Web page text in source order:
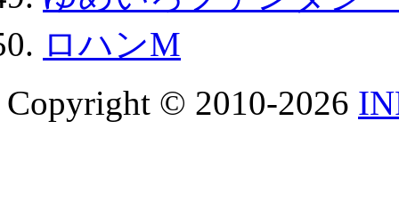
ロハンM
Copyright © 2010-2026